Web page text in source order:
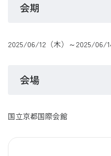
会期
2025/06/12（木）～2025/06/
会場
国立京都国際会館